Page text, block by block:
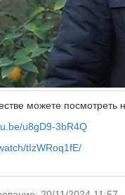
можете
u8gD9-3bR4Q
tIzWRoq1fE/